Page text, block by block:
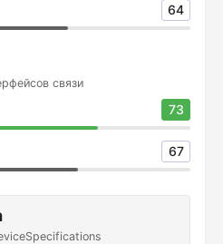
64
связи
73
67